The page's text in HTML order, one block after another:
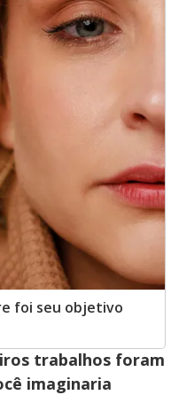
foi seu objetivo
trabalhos foram
imaginaria